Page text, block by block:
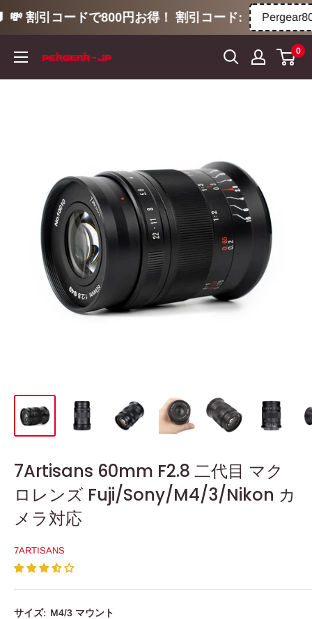
割引コードで800円お得！ 割引コード: Pergear800
テ
0
7Artisans 60mm F2.8 二代目 マク
ロレンズ Fuji/Sony/M4/3/Nikon カ
メラ対応
7ARTISANS
サイズ: M4/3 マウント